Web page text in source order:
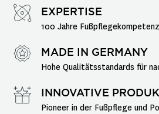
EXPERTISE
100 Jahre Fußpflegekompetenz
MADE IN GERMANY
Hohe Qualitätsstandards für
INNOVATIVE
Pioneer in der Fußpflege und